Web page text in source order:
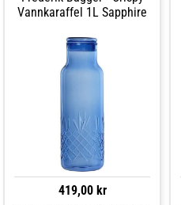
Vannkaraffel 1L Sapphire
419,00 kr